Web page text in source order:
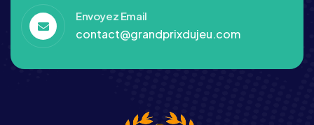
Envoyez Email
contact@grandprixdujeu.com